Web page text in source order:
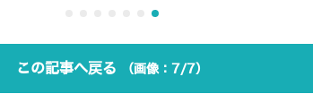
この記事へ戻る 7/7